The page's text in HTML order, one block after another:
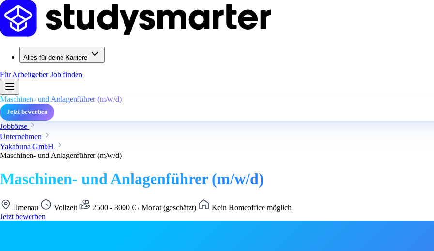
Alles für deine Karriere
Für ArbeitgeberJob finden
Maschinen- und Anlagenführer (m/w/d)
Jetzt bewerben
Jobbörse
Unternehmen
Yakabuna GmbH
Maschinen- und Anlagenführer (m/w/d)
Maschinen- und Anlagenführer (m/w/d)
Ilmenau Vollzeit 2500 - 3000 € / Monat (geschätzt)
Kein Homeoffice möglich
Jetzt bewerben